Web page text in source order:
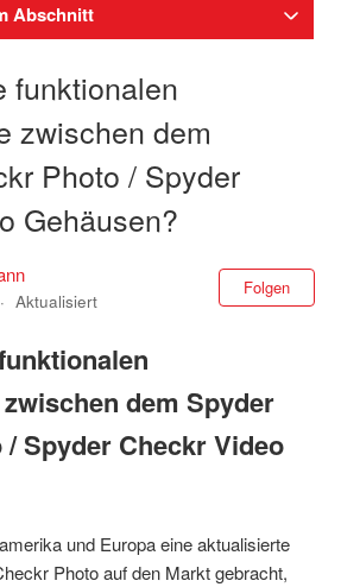
Abschnitt
funktionalen
zwischen dem
Photo / Spyder
Gehäusen?
Aktualisiert
Folgen
dem Spyder
Spyder Checkr Video
und Europa eine aktualisierte
Photo auf den Markt gebracht,